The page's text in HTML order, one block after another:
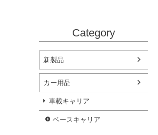
Category
新製品
カー用品
車載キャリア
ベースキャリア